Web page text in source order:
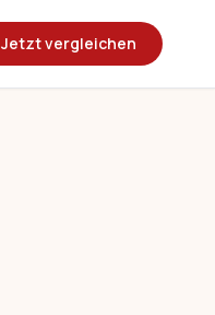
Jetzt vergleichen